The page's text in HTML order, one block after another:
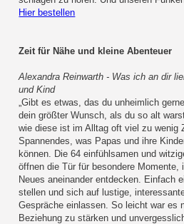
Hier bestellen
Zeit für Nähe und kleine Abenteuer
Alexandra Reinwarth - Was ich an dir
und Kind
„Gibt es etwas, das du unheimlich
dein größter Wunsch, als du so alt
wie diese ist im Alltag oft viel zu wenig
Spannendes, was Papas und ihre
können. Die 64 einfühlsamen und
öffnen die Tür für besondere Momente,
Neues aneinander entdecken. Einfach
stellen und sich auf lustige,
Gespräche einlassen. So leicht war es
Beziehung zu stärken und